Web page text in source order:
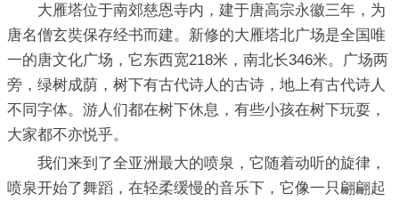
大雁塔位于南郊慈恩寺内，建于唐高宗永徽三年，为
唐名僧玄奘保存经书而建。新修的大雁塔北广场是全国唯
一的唐文化广场，它东西宽218米，南北长346米。广场两
旁，绿树成荫，树下有古代诗人的古诗，地上有古代诗人
不同字体。游人们都在树下休息，有些小孩在树下玩耍，
大家都不亦悦乎。
我们来到了全亚洲最大的喷泉，它随着动听的旋律，
喷泉开始了舞蹈，在轻柔缓慢的音乐下，它像一只翩翩起